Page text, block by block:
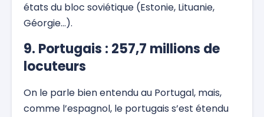
états du bloc soviétique (Estonie, Lituanie,
Géorgie…).
9. Portugais : 257,7 millions de
locuteurs
On le parle bien entendu au Portugal, mais,
comme l’espagnol, le portugais s’est étendu